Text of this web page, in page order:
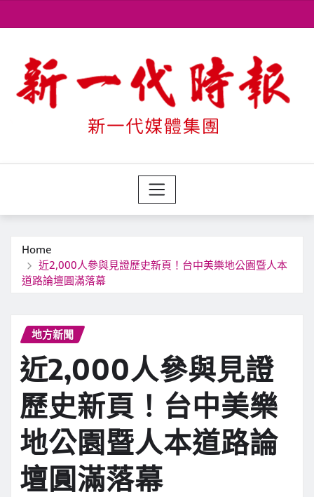
to
Home
近2,000人參與見證歷史新頁！台中美樂地公園暨人本
道路論壇圓滿落幕
地方新聞
近2,000人參與見證
歷史新頁！台中美樂
地公園暨人本道路論
壇圓滿落幕